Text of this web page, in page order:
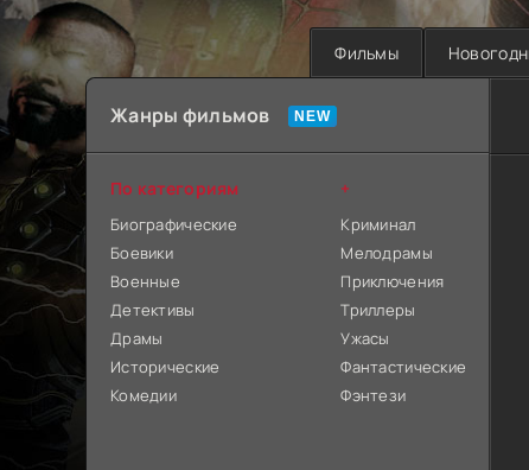
Фильмы
Жанры фильмов
По категориям
Биографические
Боевики
Военные
Детективы
Драмы
Исторические
Комедии
+
Криминал
Мелодрамы
Приключения
Триллеры
Ужасы
Фантастические
Фэнтези